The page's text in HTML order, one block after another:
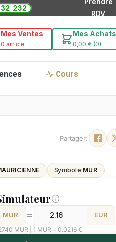
Prendre
RDV
Mes Ventes
0 article
Mes Achats
0,00 € (0)
Cours
Partager:
Symbole:MUR
MUR = EUR
MUR | 1 MUR = 0.0216 €